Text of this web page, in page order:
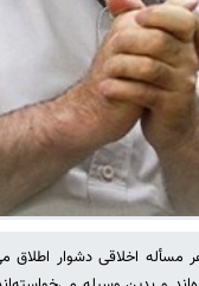
عموماً در مورد هر مسأله اخلاقی